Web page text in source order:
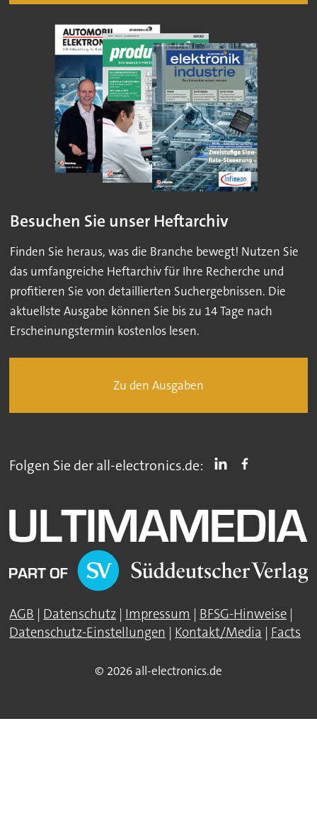
Besuchen Sie unser Heftarchiv
Finden Sie heraus, was die Branche bewegt! Nutzen Sie
das umfangreiche Heftarchiv für Ihre Recherche und
profitieren Sie von detaillierten Suchergebnissen. Die
aktuellste Ausgabe können Sie bis zu 14 Tage nach
Erscheinungstermin kostenlos lesen.
Zu den Ausgaben
Folgen Sie der all-electronics.de:
AGB | Datenschutz | Impressum | BFSG-Hinweise |
Datenschutz-Einstellungen | Kontakt/Media | Facts
© 2026 all-electronics.de